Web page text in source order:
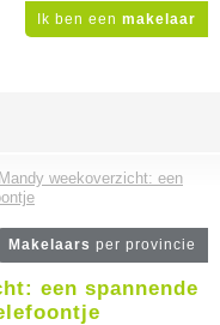
Ik ben een makelaar
weekoverzicht: een
Makelaars per provincie
een spannende